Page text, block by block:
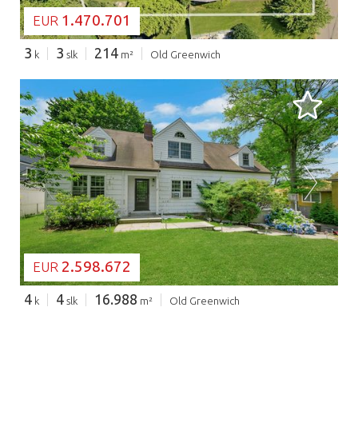
EUR 1.470.701
3 k 3 slk 214 m² Old Greenwich
BEZIG MET LADEN...
EUR 2.598.672
4 k 4 slk 16.988 m² Old Greenwich